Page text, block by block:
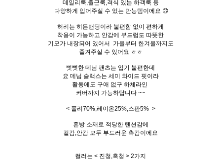
데일리룩,출근룩,격식 있는 하객룩 등
다양하게 입어주실 수 있는 만능템이에요 😊
허리는 히든밴딩이라 불편함 없이 편하게
착용이 가능하고 안감에 부드럽도 따뜻한
기모가 내장되어 있어서 가을부터 한겨울까지도
즐겨주실 수 있어요 ㅎㅎ
뻣뻣한 데님 팬츠는 입기 불편한데
요 데님 슬랙스는 세미 와이드 핏이라
활동에도 구애 없구 하체라인
커버까지 가능하답니다 ~~
< 폴리70%,레이온25%,스판5% >
혼방 소재로 적당한 텐션감에
겉감,안감 모두 부드러운 촉감이에요
컬러는 < 진청,흑청 > 2가지